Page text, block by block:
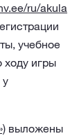
ru/akula
учебное
ходу игры
у
выложены